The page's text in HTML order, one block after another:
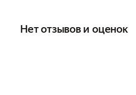
Нет отзывов и оценок